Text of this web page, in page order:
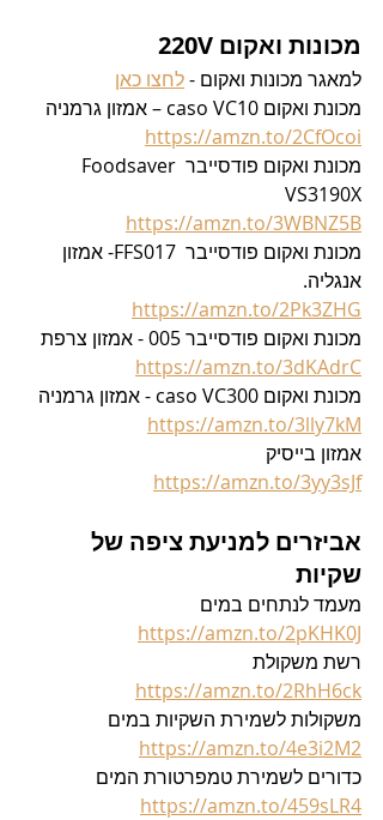
מכונות ואקום 220V
למאגר מכונות ואקום - לחצו כאן
מכונת ואקום caso VC10 – אמזון גרמניה
https://amzn.to/2CfOcoi
מכונת ואקום פודסייבר Foodsaver
VS3190X
https://amzn.to/3WBNZ5B
מכונת ואקום פודסייבר  FFS017- אמזון
אנגליה.
https://amzn.to/2Pk3ZHG
מכונת ואקום פודסייבר 005 - אמזון צרפת
https://amzn.to/3dKAdrC
מכונת ואקום caso VC300 - אמזון גרמניה
https://amzn.to/3lly7kM
אמזון בייסיק
https://amzn.to/3yy3sJf
אביזרים למניעת ציפה של
שקיות
מעמד לנתחים במים
https://amzn.to/2pKHK0J
רשת משקולת
https://amzn.to/2RhH6ck
משקולות לשמירת השקיות במים
https://amzn.to/4e3i2M2
כדורים לשמירת טמפרטורת המים
https://amzn.to/459sLR4